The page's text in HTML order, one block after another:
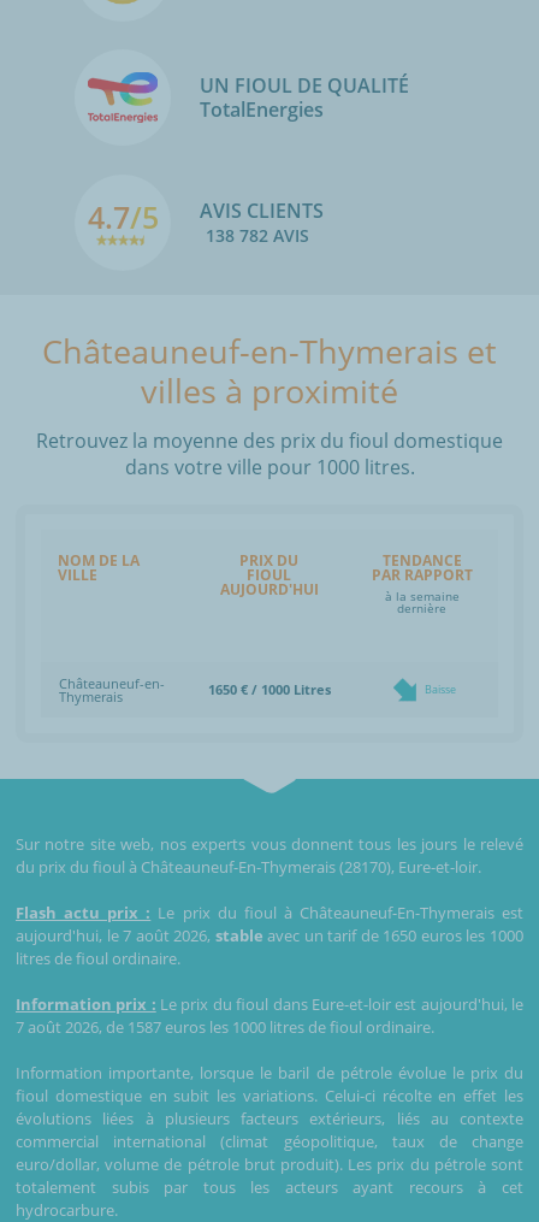
UN FIOUL DE QUALITÉ
TotalEnergies
4.7/5 AVIS CLIENTS
138 782 AVIS
Châteauneuf-en-Thymerais et
villes à proximité
Retrouvez la moyenne des prix du fioul domestique
dans votre ville pour 1000 litres.
NOM DE LA
VILLE
PRIX DU
FIOUL
AUJOURD'HUI
TENDANCE
PAR RAPPORT
à la semaine
dernière
Châteauneuf-en-
Thymerais 1650 € / 1000 Litres Baisse
Sur notre site web, nos experts vous donnent tous les jours le relevé
du prix du fioul à Châteauneuf-En-Thymerais (28170), Eure-et-loir.
Flash actu prix : Le prix du fioul à Châteauneuf-En-Thymerais est
aujourd'hui, le 7 août 2026, stable avec un tarif de 1650 euros les 1000
litres de fioul ordinaire.
Information prix : Le prix du fioul dans Eure-et-loir est aujourd'hui, le
7 août 2026, de 1587 euros les 1000 litres de fioul ordinaire.
Information importante, lorsque le baril de pétrole évolue le prix du
fioul domestique en subit les variations. Celui-ci récolte en effet les
évolutions liées à plusieurs facteurs extérieurs, liés au contexte
commercial international (climat géopolitique, taux de change
euro/dollar, volume de pétrole brut produit). Les prix du pétrole sont
totalement subis par tous les acteurs ayant recours à cet
hydrocarbure.